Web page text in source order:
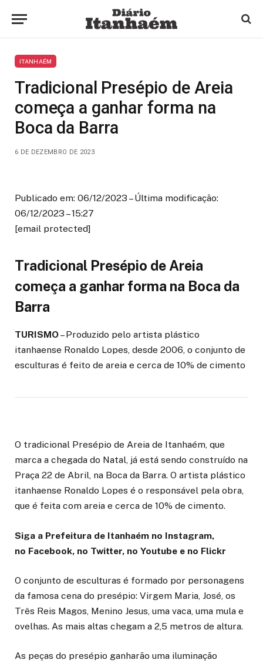
ITANHAÉM
Tradicional Presépio de Areia
começa a ganhar forma na
Boca da Barra
6 DE DEZEMBRO DE 2023
Publicado em: 06/12/2023 – Última modificação:
06/12/2023 – 15:27
[email protected]
Tradicional Presépio de Areia
começa a ganhar forma na Boca da
Barra
TURISMO– Produzido pelo artista plástico
itanhaense Ronaldo Lopes, desde 2006, o conjunto de
esculturas é feito de areia e cerca de 10% de cimento
O tradicional Presépio de Areia de Itanhaém, que
marca a chegada do Natal, já está sendo construído na
Praça 22 de Abril, na Boca da Barra. O artista plástico
itanhaense Ronaldo Lopes é o responsável pela obra,
que é feita com areia e cerca de 10% de cimento.
Siga a Prefeitura de Itanhaém no Instagram,
no Facebook, no Twitter, no Youtube e no Flickr
O conjunto de esculturas é formado por personagens
da famosa cena do presépio: Virgem Maria, José, os
Três Reis Magos, Menino Jesus, uma vaca, uma mula e
ovelhas. As mais altas chegam a 2,5 metros de altura.
As peças do presépio ganharão uma iluminação